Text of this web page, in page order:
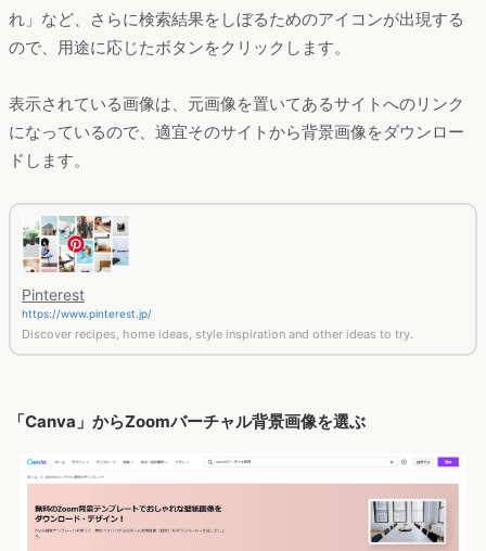
れ」など、さらに検索結果をしぼるためのアイコンが出現する
ので、用途に応じたボタンをクリックします。
表示されている画像は、元画像を置いてあるサイトへのリンク
になっているので、適宜そのサイトから背景画像をダウンロー
ドします。
Pinterest
https://www.pinterest.jp/
Discover recipes, home ideas, style inspiration and other ideas to try.
「Canva」からZoomバーチャル背景画像を選ぶ